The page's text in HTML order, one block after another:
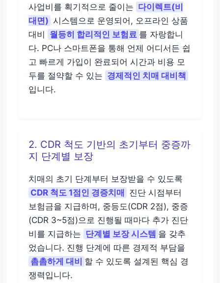
사업비를 획기적으로 줄이는 다이렉트(비
대면) 시스템으로 운영되어, 오프라인 상품
대비
월등히 합리적인 보험료 를 자랑합니
다. PC나 스마트폰을 통해 언제 어디서든 쉽
고 빠르게 가입이 완료되어 시간과 비용 모
두를 절약할 수 있는 경제적인 치매 대비책
입니다.
2. CDR 척도 기반의 초기부터 중증까
지 단계별 보장
치매의 초기 단계부터 보장받을 수 있도록
CDR 척도 1점인 경증치매 진단 시점부터
보험금을 지급하며, 중등도(CDR 2점), 중증
(CDR 3~5점)으로 진행될 때마다 추가 진단
비를 지급하는 단계별 보장 시스템 을 갖추
었습니다. 진행 단계에 따른 경제적 부담을
촘촘하게 대비 할 수 있도록 설계된 핵심 경
쟁력입니다.